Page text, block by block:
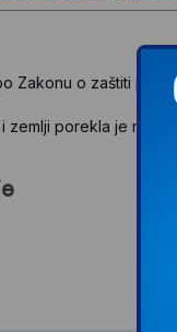
Zakonu o zaštiti
porekla je